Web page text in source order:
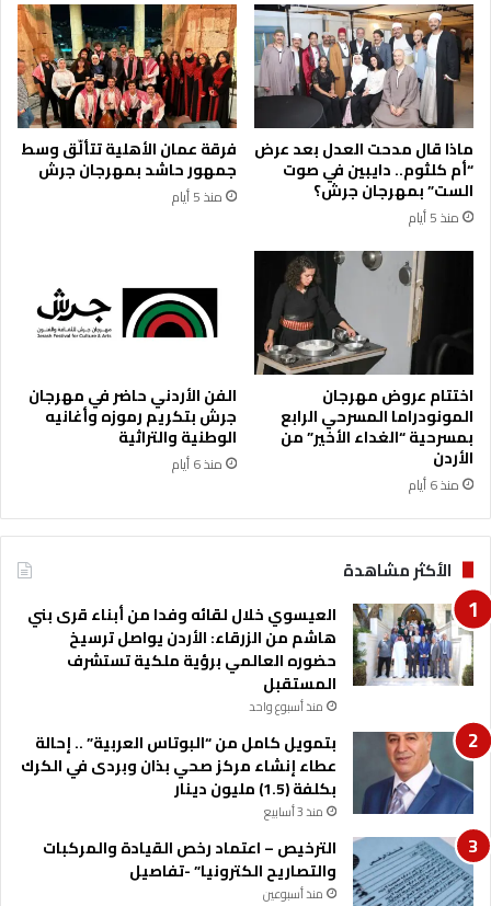
ماذا قال مدحت العدل بعد عرض
“أم كلثوم.. دايبين في صوت
الست” بمهرجان جرش؟
منذ 5 أيام
فرقة عمان الأهلية تتألّق وسط
جمهور حاشد بمهرجان جرش
منذ 5 أيام
اختتام عروض مهرجان
المونودراما المسرحي الرابع
بمسرحية “الغداء الأخير” من
الأردن
منذ 6 أيام
الفن الأردني حاضر في مهرجان
جرش بتكريم رموزه وأغانيه
الوطنية والتراثية
منذ 6 أيام
الأكثر مشاهدة
العيسوي خلال لقائه وفدا من أبناء قرى بني
هاشم من الزرقاء: الأردن يواصل ترسيخ
حضوره العالمي برؤية ملكية تستشرف
المستقبل
منذ أسبوع واحد
بتمويل كامل من “البوتاس العربية” .. إحالة
عطاء إنشاء مركز صحي بذان وبردى في الكرك
بكلفة (1.5) مليون دينار
منذ 3 أسابيع
الترخيص – اعتماد رخص القيادة والمركبات
والتصاريح الكترونيا” -تفاصيل
منذ أسبوعين